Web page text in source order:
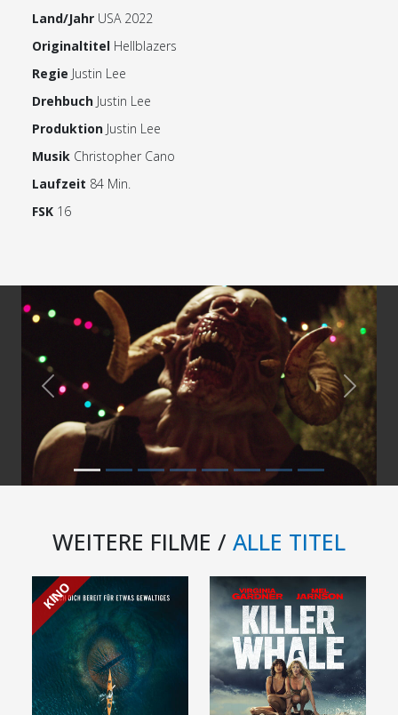
Land/Jahr USA 2022
Originaltitel Hellblazers
Regie Justin Lee
Drehbuch Justin Lee
Produktion Justin Lee
Musik Christopher Cano
Laufzeit 84 Min.
FSK 16
Previous Next
WEITERE FILME / ALLE TITEL
KINO